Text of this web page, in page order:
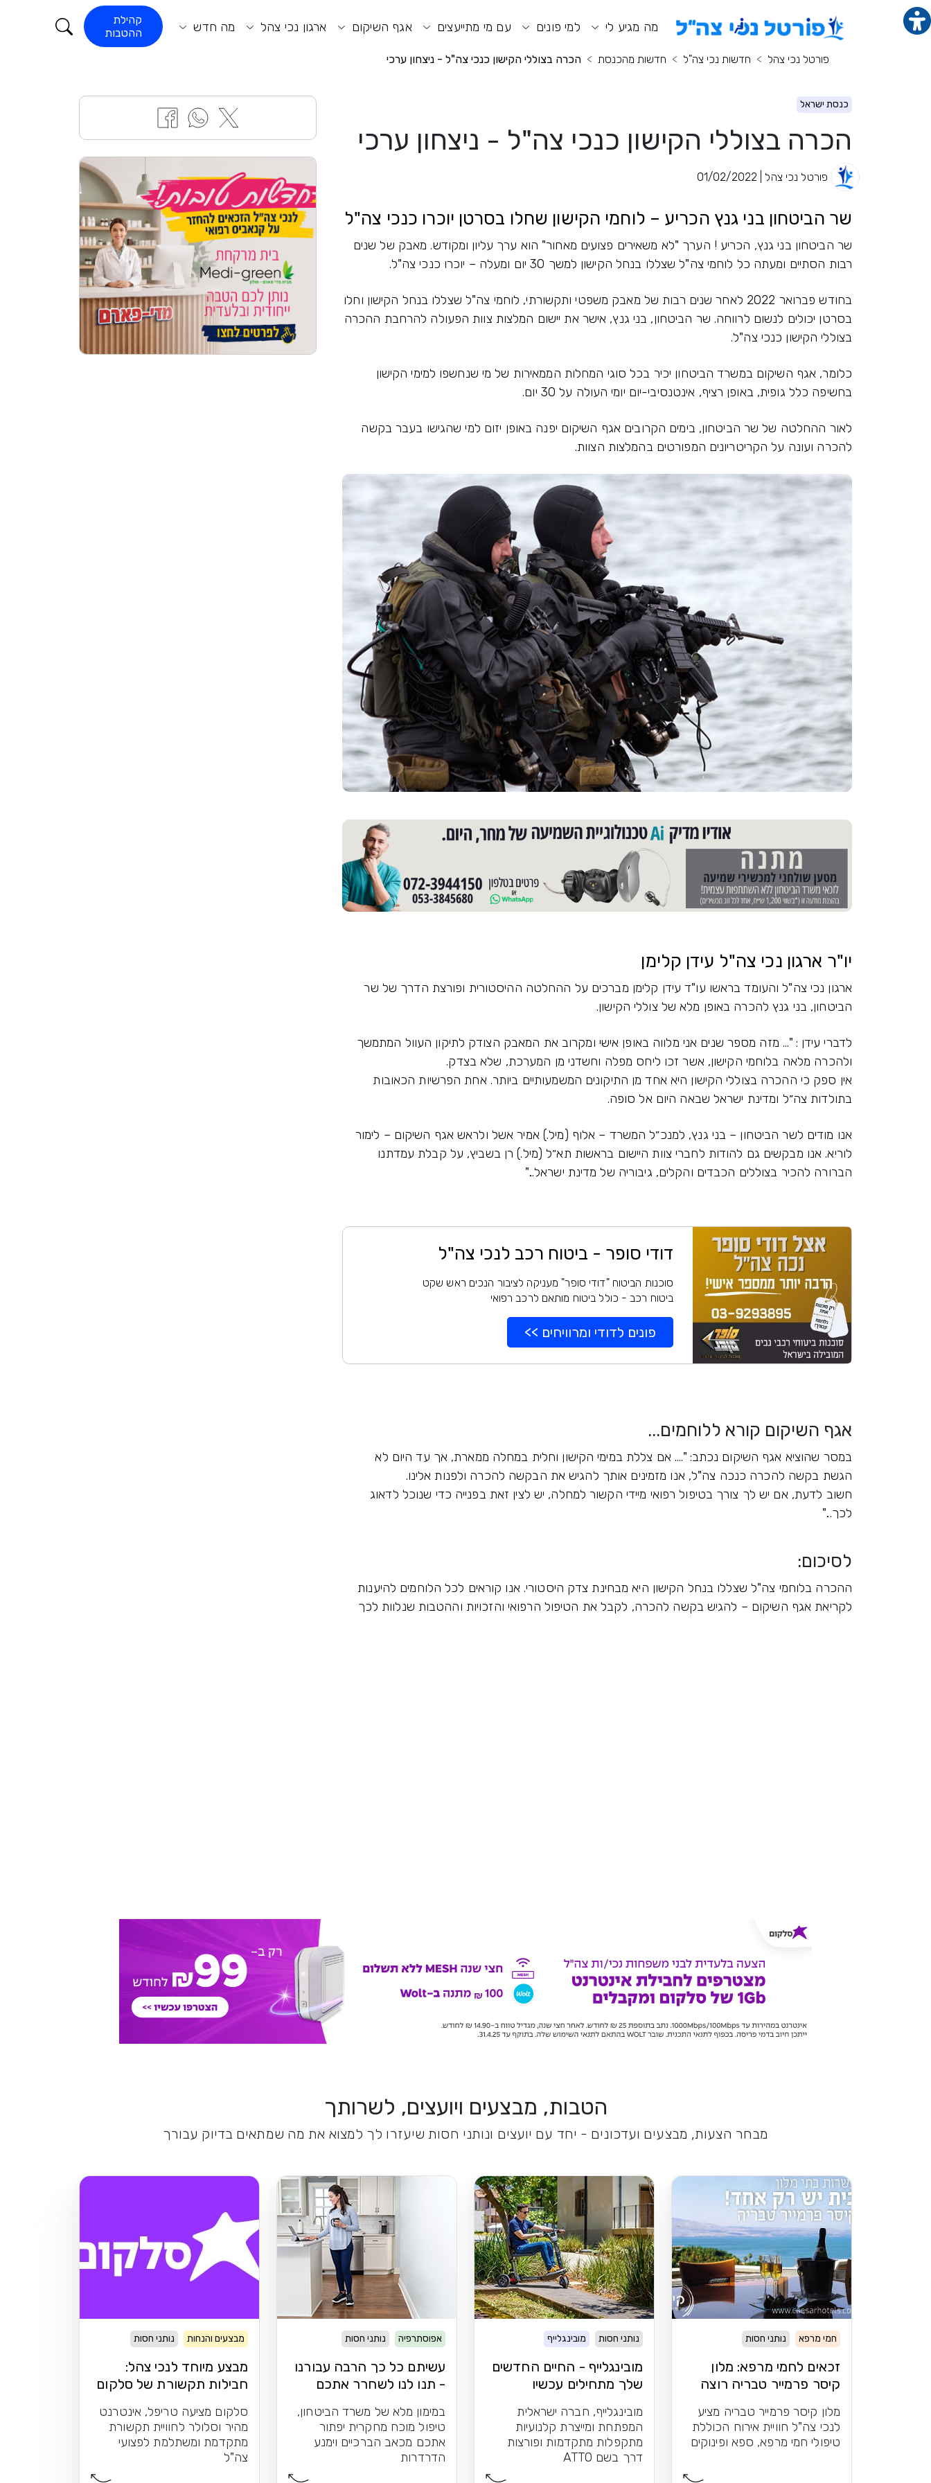
מה מגיע לי למי פונים עם מי מתייעצים אגף השיקום ארגון נכי צהל מה חדש
קהילת
ההטבות
פורטל נכי צהל
חדשות נכי צה"ל חדשות מהכנסת הכרה בצוללי הקישון כנכי צה"ל - ניצחון ערכי
כנסת ישראל
הכרה בצוללי הקישון כנכי צה"ל - ניצחון ערכי
פורטל נכי צהל | 01/02/2022
שר הביטחון בני גנץ הכריע – לוחמי הקישון שחלו בסרטן יוכרו כנכי צה"ל
שר הביטחון בני גנץ, הכריע ! הערך "לא משאירים פצועים מאחור" הוא ערך עליון ומקודש. מאבק של שנים
רבות הסתיים ומעתה כל לוחמי צה"ל שצללו בנחל הקישון למשך 30 יום ומעלה – יוכרו כנכי צה"ל.
בחודש פברואר 2022 לאחר שנים רבות של מאבק משפטי ותקשורתי, לוחמי צה"ל שצללו בנחל הקישון וחלו
בסרטן יכולים לנשום לרווחה. שר הביטחון, בני גנץ, אישר את יישום המלצות צוות הפעולה להרחבת ההכרה
בצוללי הקישון כנכי צה"ל.
כלומר, אגף השיקום במשרד הביטחון יכיר בכל סוגי המחלות הממאירות של מי שנחשפו למימי הקישון
בחשיפה כלל גופית, באופן רציף, אינטנסיבי-יום יומי העולה על 30 יום.
לאור ההחלטה של שר הביטחון, בימים הקרובים אגף השיקום יפנה באופן יזום למי שהגישו בעבר בקשה
להכרה ועונה על הקריטריונים המפורטים בהמלצות הצוות.
יו"ר ארגון נכי צה"ל עידן קלימן
ארגון נכי צה"ל והעומד בראשו עו"ד עידן קלימן מברכים על ההחלטה ההיסטורית ופורצת הדרך של שר
הביטחון, בני גנץ להכרה באופן מלא של צוללי הקישון.
לדברי עידן : "... מזה מספר שנים אני מלווה באופן אישי ומקרוב את המאבק הצודק לתיקון העוול המתמשך
ולהכרה מלאה בלוחמי הקישון, אשר זכו ליחס מפלה וחשדני מן המערכת, שלא בצדק.
אין ספק כי ההכרה בצוללי הקישון היא אחד מן התיקונים המשמעותיים ביותר. אחת הפרשיות הכאובות
בתולדות צה״ל ומדינת ישראל שבאה היום אל סופה.
אנו מודים לשר הביטחון – בני גנץ, למנכ״ל המשרד – אלוף (מיל.) אמיר אשל ולראש אגף השיקום – לימור
לוריא. אנו מבקשים גם להודות לחברי צוות היישום בראשות תא״ל (מיל.) רן בשביץ, על קבלת עמדתנו
הברורה להכיר בצוללים הכבדים והקלים, גיבוריה של מדינת ישראל..."
דודי סופר - ביטוח רכב לנכי צה"ל
סוכנות הביטוח "דודי סופר" מעניקה לציבור הנכים ראש שקט
ביטוח רכב - כולל ביטוח מותאם לרכב רפואי
פונים לדודי ומרוויחים >>
אגף השיקום קורא ללוחמים...
במסר שהוציא אגף השיקום נכתב: ".... אם צללת במימי הקישון וחלית במחלה ממארת, אך עד היום לא
הגשת בקשה להכרה כנכה צה"ל, אנו מזמינים אותך להגיש את הבקשה להכרה ולפנות אלינו.
חשוב לדעת, אם יש לך צורך בטיפול רפואי מיידי הקשור למחלה, יש לצין זאת בפנייה כדי שנוכל לדאוג
לכך..."
לסיכום:
ההכרה בלוחמי צה"ל שצללו בנחל הקישון היא מבחינת צדק היסטורי. אנו קוראים לכל הלוחמים להיענות
לקריאת אגף השיקום – להגיש בקשה להכרה, לקבל את הטיפול הרפואי והזכויות וההטבות שנלוות לכך
הטבות, מבצעים ויועצים, לשרותך
מבחר הצעות, מבצעים ועדכונים - יחד עם יועצים ונותני חסות שיעזרו לך למצוא את מה שמתאים בדיוק עבורך
חמי מרפא נותני חסות
זכאים לחמי מרפא: מלון
קיסר פרמייר טבריה רוצה
מלון קיסר פרמייר טבריה מציע
לנכי צה"ל חוויית אירוח הכוללת
טיפולי חמי מרפא, ספא ופינוקים
נותני חסות מובינגלייף
מובינגלייף - החיים החדשים
שלך מתחילים עכשיו
מובינגלייף, חברה ישראלית
המפתחת ומייצרת קלנועיות
מתקפלות מתקדמות ופורצות
דרך בשם ATTO
אפוסתרפיה נותני חסות
עשיתם כל כך הרבה עבורנו
- תנו לנו לשחרר אתכם
במימון מלא של משרד הביטחון,
טיפול מוכח מחקרית יפתור
אתכם מכאב הברכיים וימנע
הדרדרות
מבצעים והנחות נותני חסות
מבצע מיוחד לנכי צהל:
חבילות תקשורת של סלקום
סלקום מציעה טריפל, אינטרנט
מהיר וסלולר לחוויית תקשורת
מתקדמת ומשתלמת לפצועי
צה"ל
תוכן מרכזי מנוע חיפוש תפריט ראשי תפריט נגישות קורא התוכן